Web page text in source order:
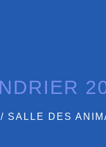
/ SALLE DES